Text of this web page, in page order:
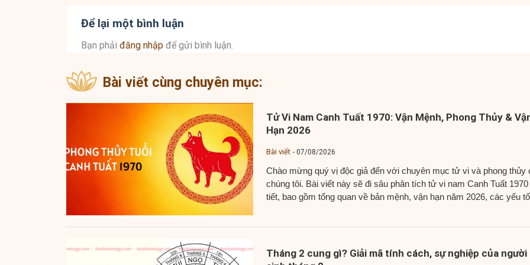
Để lại một bình luận
Bạn phải đăng nhập để gửi bình luận.
Bài viết cùng chuyên mục:
Tử Vi Nam Canh Tuất 1970: Vận Mệnh, Phong Thủy &
Hạn 2026
Bài viết 07/08/2026
Chào mừng quý vị độc giả đến với chuyên mục tử vi và phong thủy
chúng tôi. Bài viết này sẽ đi sâu phân tích tử vi nam Canh Tuất 1970
tiết, bao gồm tổng quan về bản mệnh, vận hạn năm 2026, các yếu tố
Tháng 2 cung gì? Giải mã tính cách, sự nghiệp của người